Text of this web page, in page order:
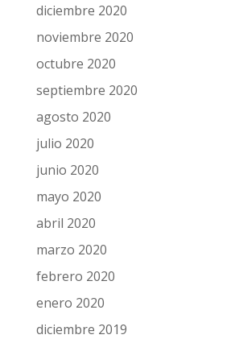
diciembre 2020
noviembre 2020
octubre 2020
septiembre 2020
agosto 2020
julio 2020
junio 2020
mayo 2020
abril 2020
marzo 2020
febrero 2020
enero 2020
diciembre 2019